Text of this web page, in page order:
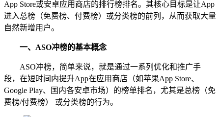
App Store或安卓应用商店的排行榜排名。其核心目标是让App
进入总榜（免费榜、付费榜）或分类榜的前列，从而获取大量
自然新增用户。
一、ASO冲榜的基本概念
ASO冲榜，简单来说，就是通过一系列优化和推广手
段，在短时间内提升App在应用商店（如苹果App Store、
Google Play、国内各安卓市场）的榜单排名，尤其是总榜（免
费榜/付费榜） 或分类榜的行为。